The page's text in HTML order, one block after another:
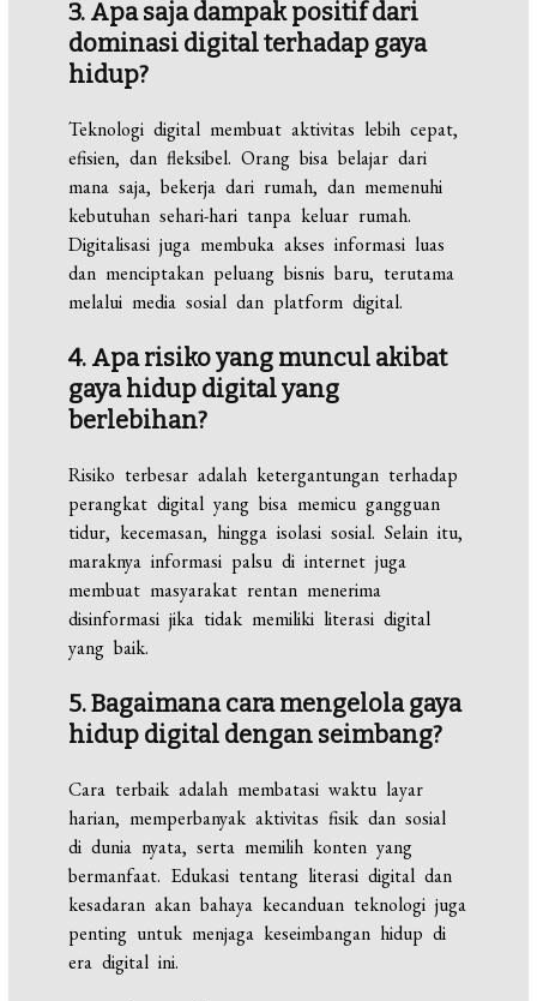
3. Apa saja dampak positif dari
dominasi digital terhadap gaya
hidup?
Teknologi digital membuat aktivitas lebih cepat,
efisien, dan fleksibel. Orang bisa belajar dari
mana saja, bekerja dari rumah, dan memenuhi
kebutuhan sehari-hari tanpa keluar rumah.
Digitalisasi juga membuka akses informasi luas
dan menciptakan peluang bisnis baru, terutama
melalui media sosial dan platform digital.
4. Apa risiko yang muncul akibat
gaya hidup digital yang
berlebihan?
Risiko terbesar adalah ketergantungan terhadap
perangkat digital yang bisa memicu gangguan
tidur, kecemasan, hingga isolasi sosial. Selain itu,
maraknya informasi palsu di internet juga
membuat masyarakat rentan menerima
disinformasi jika tidak memiliki literasi digital
yang baik.
5. Bagaimana cara mengelola gaya
hidup digital dengan seimbang?
Cara terbaik adalah membatasi waktu layar
harian, memperbanyak aktivitas fisik dan sosial
di dunia nyata, serta memilih konten yang
bermanfaat. Edukasi tentang literasi digital dan
kesadaran akan bahaya kecanduan teknologi juga
penting untuk menjaga keseimbangan hidup di
era digital ini.